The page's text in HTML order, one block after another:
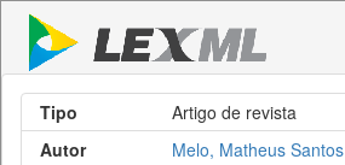
Tipo
Artigo de revista
Autor
Melo, Matheus Santos